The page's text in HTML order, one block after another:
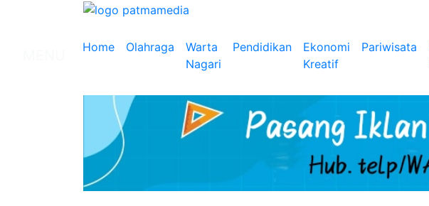
Home Olahraga
Warta
Nagari
Pendidikan
Ekonomi
Kreatif
Pariwisata